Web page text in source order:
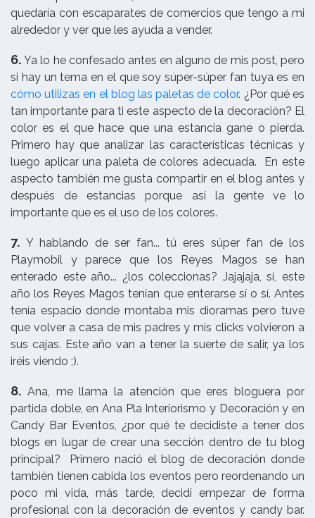
quedaría con escaparates de comercios que tengo a mi
alrededor y ver que les ayuda a vender.
6.Ya lo he confesado antes en alguno de mis post, pero
si hay un tema en el que soy súper-súper fan tuya es en
cómo utilizas en el blog las paletas de color. ¿Por qué es
tan importante para ti este aspecto de la decoración? El
color es el que hace que una estancia gane o pierda.
Primero hay que analizar las características técnicas y
luego aplicar una paleta de colores adecuada. En este
aspecto también me gusta compartir en el blog antes y
después de estancias porque así la gente ve lo
importante que es el uso de los colores.
7. Y hablando de ser fan... tú eres súper fan de los
Playmobil y parece que los Reyes Magos se han
enterado este año... ¿los coleccionas? Jajajaja, sí, este
año los Reyes Magos tenían que enterarse sí o sí. Antes
tenía espacio donde montaba mis dioramas pero tuve
que volver a casa de mis padres y mis clicks volvieron a
sus cajas. Este año van a tener la suerte de salir, ya los
iréis viendo ;).
8. Ana, me llama la atención que eres bloguera por
partida doble, en Ana Pla Interiorismo y Decoración y en
Candy Bar Eventos, ¿por qué te decidiste a tener dos
blogs en lugar de crear una sección dentro de tu blog
principal? Primero nació el blog de decoración donde
también tienen cabida los eventos pero reordenando un
poco mi vida, más tarde, decidí empezar de forma
profesional con la decoración de eventos y candy bar.